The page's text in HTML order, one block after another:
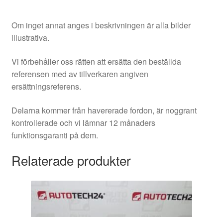
Om inget annat anges i beskrivningen är alla bilder
illustrativa.
Vi förbehåller oss rätten att ersätta den beställda
referensen med av tillverkaren angiven
ersättningsreferens.
Delarna kommer från havererade fordon, är noggrant
kontrollerade och vi lämnar 12 månaders
funktionsgaranti på dem.
Relaterade produkter